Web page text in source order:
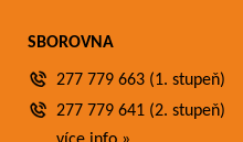
SBOROVNA
277 779 663 (1. stupeň)
277 779 641 (2. stupeň)